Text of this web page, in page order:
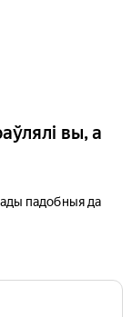
вы, а
падобныя да